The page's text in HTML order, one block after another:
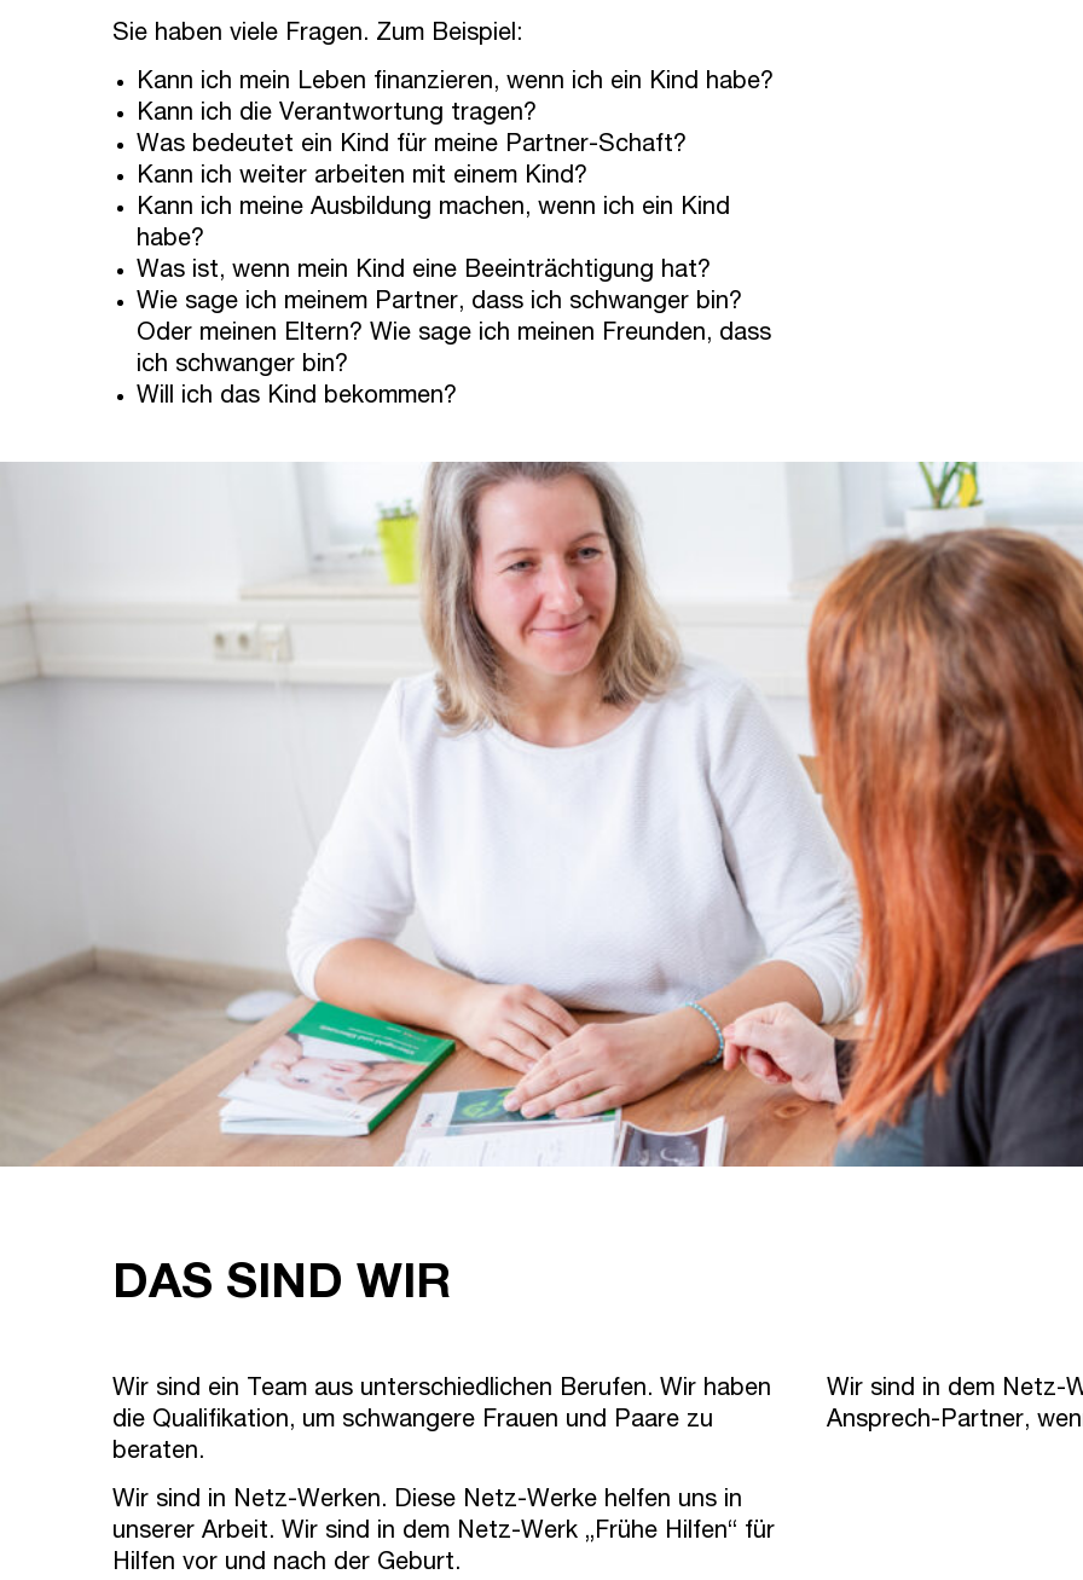
Sie haben viele Fragen. Zum Beispiel:
Kann ich mein Leben finanzieren, wenn ich ein Kind habe?
Kann ich die Verantwortung tragen?
Was bedeutet ein Kind für meine Partner-Schaft?
Kann ich weiter arbeiten mit einem Kind?
Kann ich meine Ausbildung machen, wenn ich ein Kind
habe?
Was ist, wenn mein Kind eine Beeinträchtigung hat?
Wie sage ich meinem Partner, dass ich schwanger bin?
Oder meinen Eltern? Wie sage ich meinen Freunden, dass
ich schwanger bin?
Will ich das Kind bekommen?
DAS SIND WIR
Wir sind ein Team aus unterschiedlichen Berufen. Wir haben
die Qualifikation, um schwangere Frauen und Paare zu
beraten.
Wir sind in Netz-Werken. Diese Netz-Werke helfen uns in
unserer Arbeit. Wir sind in dem Netz-Werk „Frühe Hilfen“ für
Hilfen vor und nach der Geburt.
Wir sind in dem Netz-
Ansprech-Partner,